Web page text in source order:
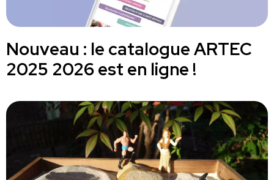
Nouveau : le catalogue ARTEC
2025 2026 est en ligne !